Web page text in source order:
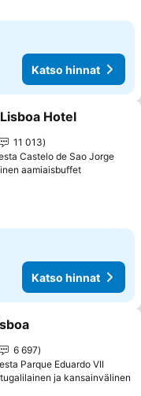
Katso hinnat
Hotel
11 013
Castelo de Sao Jorge
aamiaisbuffet
Katso hinnat
6 697
Parque Eduardo VII
ja kansainvälinen